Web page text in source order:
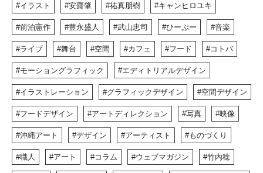
イラスト 安齋肇 祐真朋樹 キャンヒロユキ
前泊憲作 豊永盛人 武山忠司 ひーぷー 音楽
ライブ 舞台 空間 カフェ フード コトバ
モーショングラフィック エディトリアルデザイン
イラストレーション グラフィックデザイン 空間デザイン
フードデザイン アートディレクション 写真 映像
沖縄アート デザイン アーティスト ものづくり
職人 アート コラム ウェブマガジン 竹内稔